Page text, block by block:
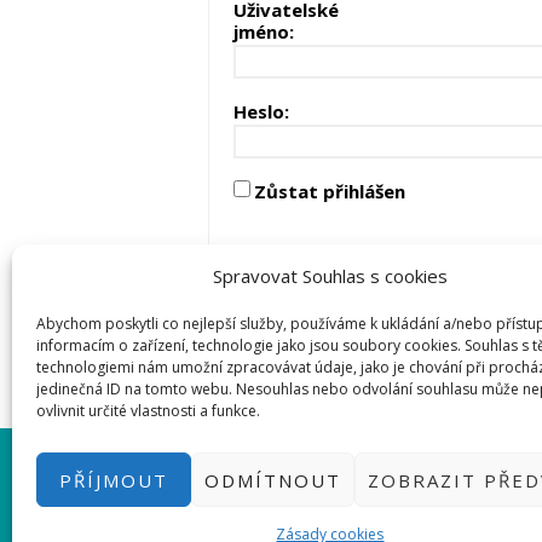
Spravovat Souhlas s cookies
Abychom poskytli co nejlepší služby, používáme k ukládání a/nebo
informacím o zařízení, technologie jako jsou soubory cookies. Souhlas s
technologiemi nám umožní zpracovávat údaje, jako je chování při
jedinečná ID na tomto webu. Nesouhlas nebo odvolání souhlasu může
ovlivnit určité vlastnosti a funkce.
PŘÍJMOUT ODMÍTNOUT ZOBRAZIT
Zásady cookies
Uživatelské
jméno:
Heslo:
Zůstat přihlášen
PŘIHLÁSIT SE|
BASTLÍRNU PROVOZUJE E-SHOP